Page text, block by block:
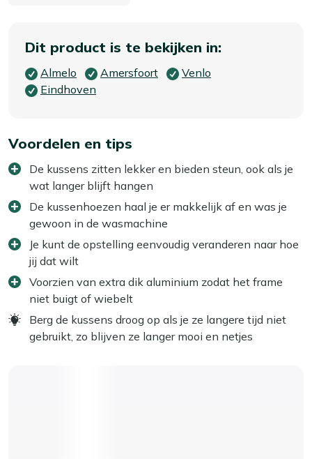
Dit product is te bekijken in:
Almelo Amersfoort
Venlo
Eindhoven
Voordelen en tips
De kussens zitten lekker en bieden steun, ook als je
wat langer blijft hangen
De kussenhoezen haal je er makkelijk af en was je
gewoon in de wasmachine
Je kunt de opstelling eenvoudig veranderen naar hoe
jij dat wilt
Voorzien van extra dik aluminium zodat het frame
niet buigt of wiebelt
Berg de kussens droog op als je ze langere tijd niet
gebruikt, zo blijven ze langer mooi en netjes